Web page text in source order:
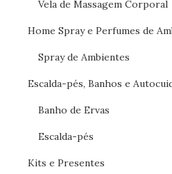
Vela de Massagem Corporal
Home Spray e Perfumes de
Spray de Ambientes
Escalda-pés, Banhos e
Banho de Ervas
Escalda-pés
Kits e Presentes